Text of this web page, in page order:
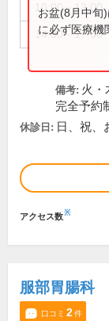
10:00～13:00
14:00～17:00
お盆(8月中旬
に必ず医療機
備考: 火・
完全予約
休診日: 日、祝、
アクセス数※
服部胃腸科
口コミ 2件